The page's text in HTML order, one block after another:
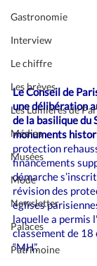
Gastronomie
Interview
Le chiffre
Les brèves
Les Lumières de
Médias
Musées
Mode
Newsletter
Palaces
Patrimoine
Le Conseil de
une délibération
de la basilique
monuments
protection
financements
démarche
révision des
églises
laquelle a permis
classement de
“MH”.